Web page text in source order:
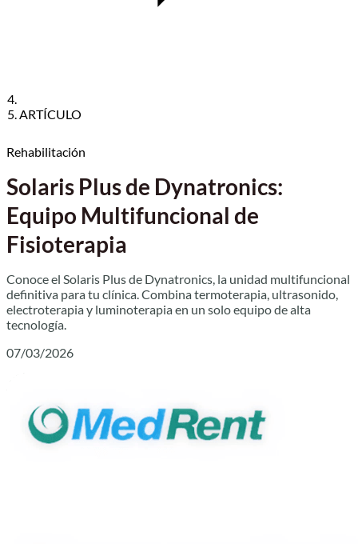
ARTÍCULO
Rehabilitación
Solaris Plus de Dynatronics:
Equipo Multifuncional de
Fisioterapia
Conoce el Solaris Plus de Dynatronics, la unidad multifuncional
definitiva para tu clínica. Combina termoterapia, ultrasonido,
electroterapia y luminoterapia en un solo equipo de alta
tecnología.
07/03/2026